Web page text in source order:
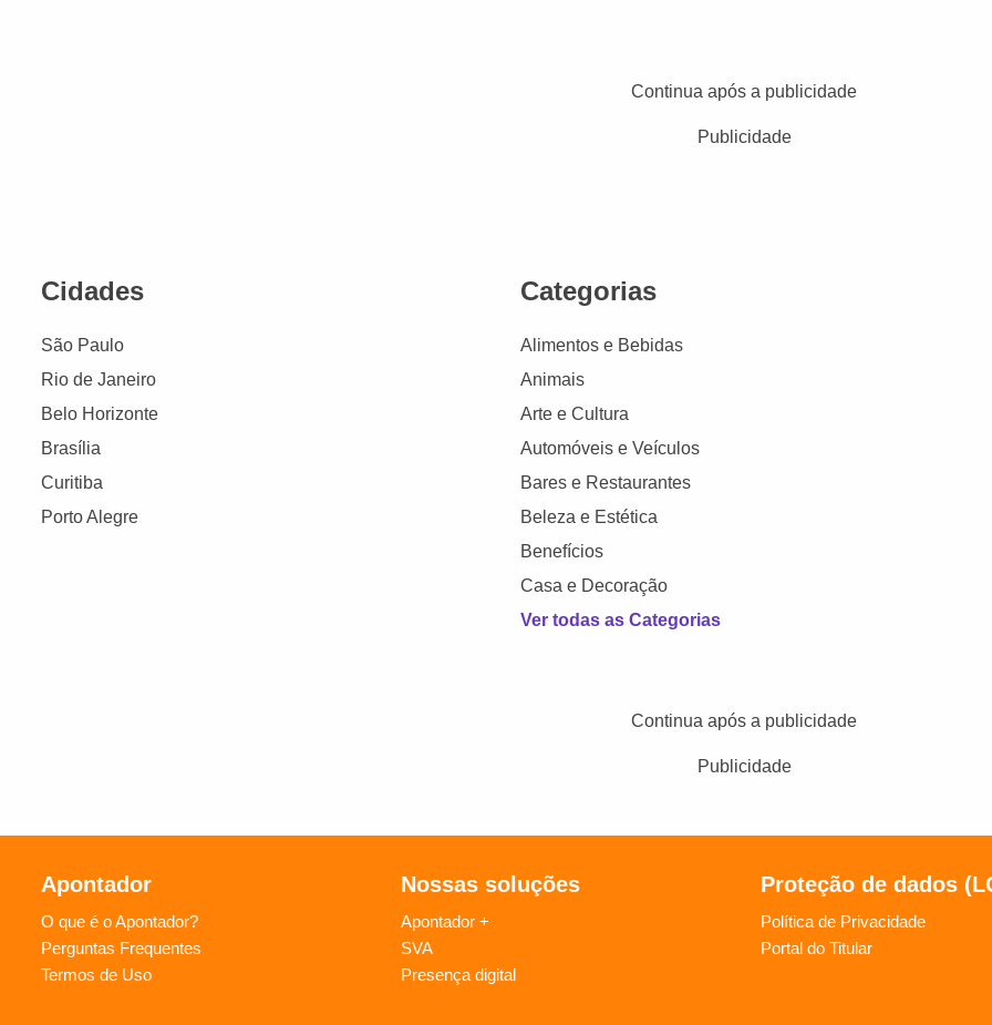
Continua após a publicidade
Publicidade
Cidades
São Paulo
Rio de Janeiro
Belo Horizonte
Brasília
Curitiba
Porto Alegre
Categorias
Alimentos e Bebidas
Animais
Arte e Cultura
Automóveis e Veículos
Bares e Restaurantes
Beleza e Estética
Benefícios
Casa e Decoração
Ver todas as Categorias
Continua após a publicidade
Publicidade
Apontador
O que é o Apontador?
Perguntas Frequentes
Termos de Uso
Nossas soluções
Apontador +
SVA
Presença digital
Proteção de dados
Política de Privacidade
Portal do Titular